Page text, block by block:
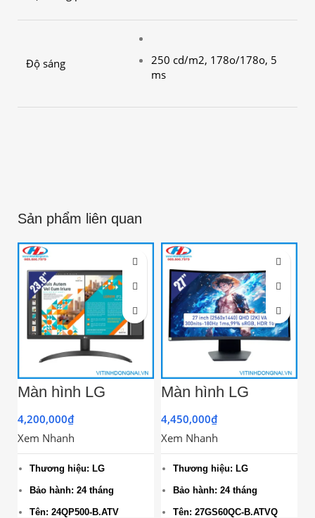
Độ sáng
250 cd/m2, 178o/178o, 5
ms
Sản phẩm liên quan
Màn hình LG
23.8″ (QHD (2K)
2560 x 1440/ IPS/
75Hz/ 5 ms)
4,200,000₫
Xem Nhanh
Thương hiệu: LG
Bảo hành: 24 tháng
Tên: 24QP500-B.ATV
Màn hình LG
B.ATVQ 27″ (QHD
(2K) 2560 x 1440/
VA/ 180Hz/ 1 ms)
4,450,000₫
Xem Nhanh
Thương hiệu: LG
Bảo hành: 24 tháng
Tên: 27GS60QC-B.ATVQ